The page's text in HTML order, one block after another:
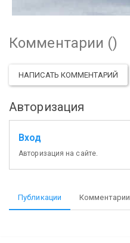
Комментарии ()
НАПИСАТЬ КОММЕНТАРИЙ
Авторизация
Вход
Авторизация на сайте.
Публикации Комментарии